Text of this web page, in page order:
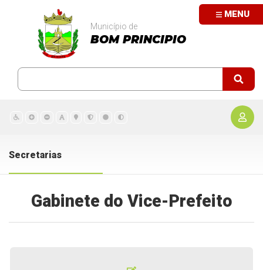
MENU
Município de
BOM PRINCIPIO
Secretarias
Gabinete do Vice-Prefeito